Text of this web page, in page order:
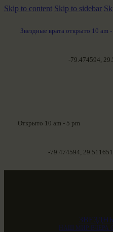
Skip to content Skip to sidebar
Звездные врата открыто 10 am
-79.474594,
Открыто 10 am - 5 pm
-79.474594, 29.511651
НАШ МИР ВЧЕРА